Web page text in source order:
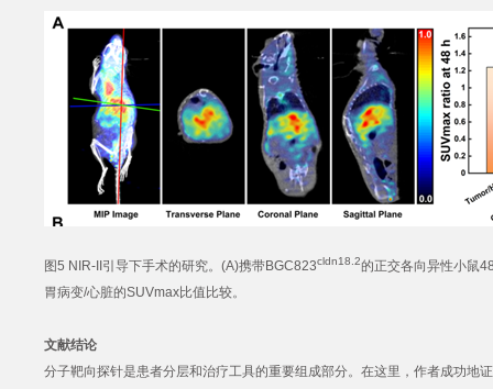
图5 NIR-II引导下手术的研究。(A)携带BGC823cldn18.2的正交各向异性小鼠
胃病变/心脏的SUVmax比值比较。
文献结论
分子靶向探针是患者分层和治疗工具的重要组成部分。在这里，作者成功地